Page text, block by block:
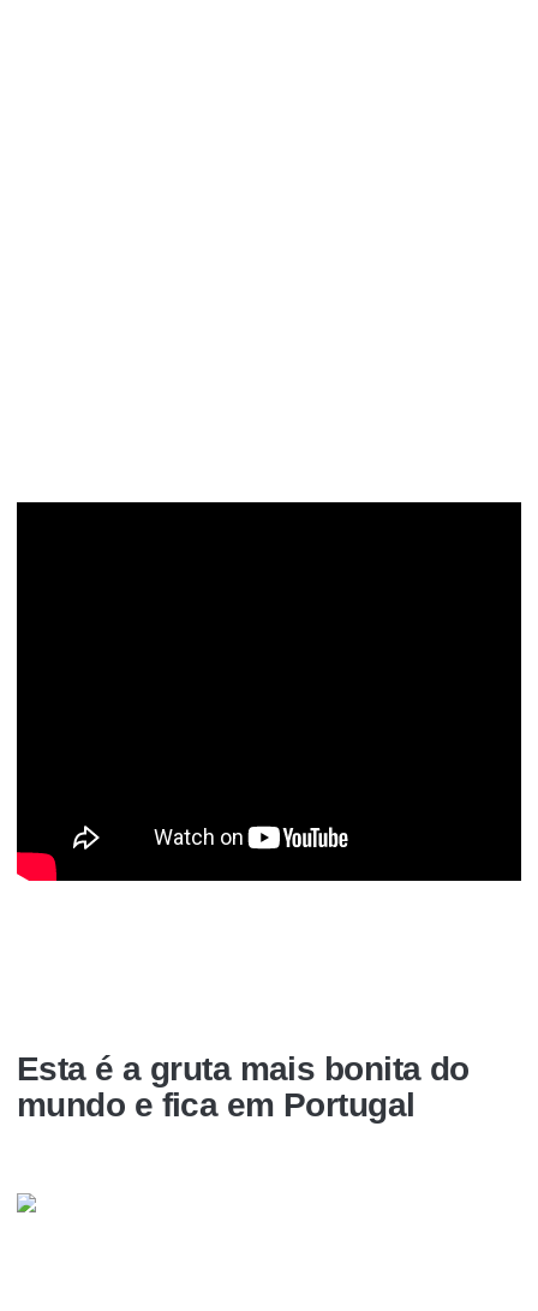
Esta é a gruta mais bonita do
mundo e fica em Portugal